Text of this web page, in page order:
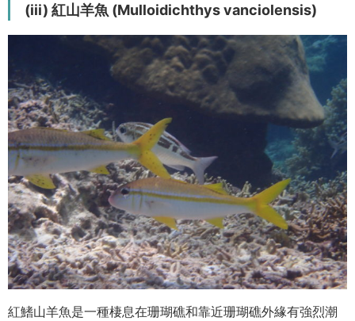
(iii) 紅山羊魚 (Mulloidichthys vanciolensis)
紅鰭山羊魚是一種棲息在珊瑚礁和靠近珊瑚礁外緣有強烈潮